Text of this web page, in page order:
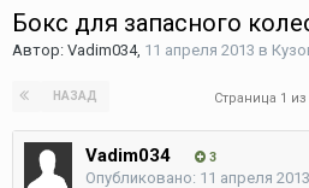
Бокс для запасного
Автор: Vadim034, 11 апреля 2013 в
НАЗАД Страница 1 из
Vadim034 3
Опубликовано: 11 апреля 2013